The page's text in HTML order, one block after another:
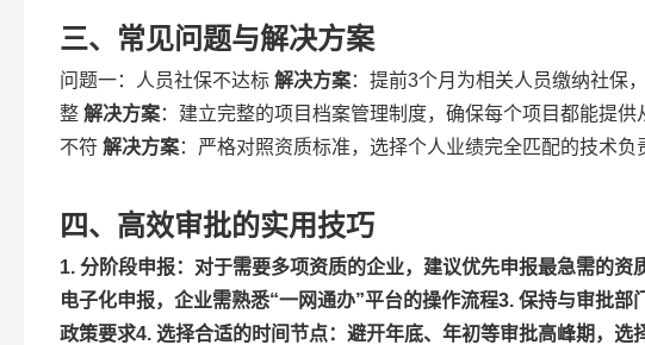
三、常见问题与解决方案
问题一：人员社保不达标 解决方案：提前3个月为相关人员缴纳社保
整 解决方案：建立完整的项目档案管理制度，确保每个项目都能提
不符 解决方案：严格对照资质标准，选择个人业绩完全匹配的技术负
四、高效审批的实用技巧
1. 分阶段申报：对于需要多项资质的企业，建议优先申报最急需的资
电子化申报，企业需熟悉“一网通办”平台的操作流程3. 保持与审批部
政策要求4. 选择合适的时间节点：避开年底、年初等审批高峰期，选